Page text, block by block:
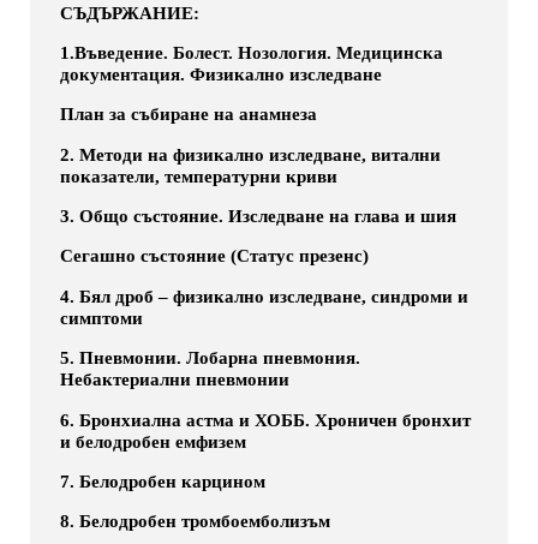
СЪДЪРЖАНИЕ:
1.Въведение. Болест. Нозология. Медицинска
документация. Физикално изследване
План за събиране на анамнеза
2. Методи на физикално изследване, витални
показатели, температурни криви
3. Общо състояние. Изследване на глава и шия
Сегашно състояние (Статус презенс)
4. Бял дроб – физикално изследване, синдроми и
симптоми
5. Пневмонии. Лобарна пневмония.
Небактериални пневмонии
6. Бронхиална астма и ХОББ. Хроничен бронхит
и белодробен емфизем
7. Белодробен карцином
8. Белодробен тромбоемболизъм